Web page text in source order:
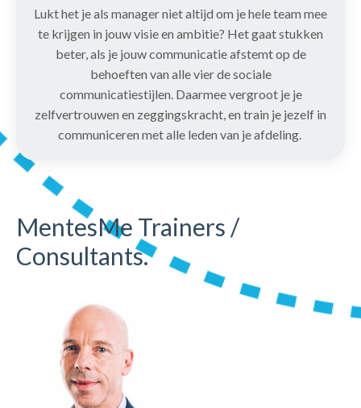
Lukt het je als manager niet altijd om je hele team mee
te krijgen in jouw visie en ambitie? Het gaat stukken
beter, als je jouw communicatie afstemt op de
behoeften van alle vier de sociale
communicatiestijlen. Daarmee vergroot je je
zelfvertrouwen en zeggingskracht, en train je jezelf in
communiceren met alle leden van je afdeling.
MentesMe Trainers /
Consultants.